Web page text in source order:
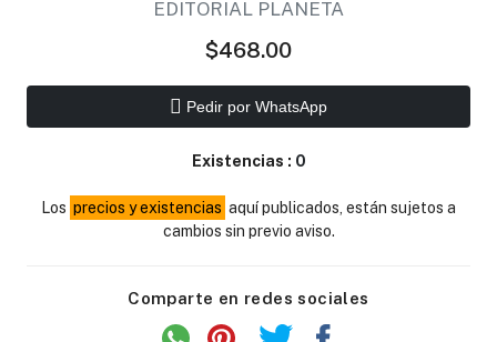
EDITORIAL PLANETA
$468.00
Pedir por WhatsApp
Existencias : 0
Los precios y existencias aquí publicados, están sujetos a
cambios sin previo aviso.
Comparte en redes sociales